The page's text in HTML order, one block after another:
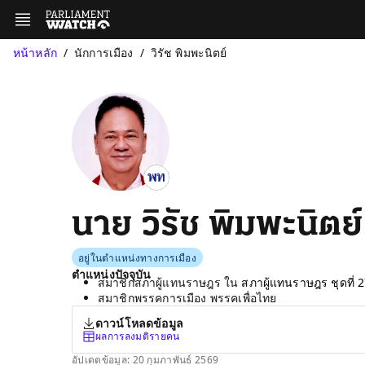
หน้าหลัก นักการเมือง วิรัช พิมพะนิตย์
นาย วิรัช พิมพะนิตย์
อยู่ในตำแหน่งทางการเมือง
ตำแหน่งปัจจุบัน
สมาชิกสภาผู้แทนราษฎร ใน สภาผู้แทนราษฎร ชุดที่
สมาชิกพรรคการเมือง พรรคเพื่อไทย
ดาวน์โหลดข้อมูล
ผลการลงมติรายคน
อัปเดตข้อมูล: 20 กุมภาพันธ์ 2569